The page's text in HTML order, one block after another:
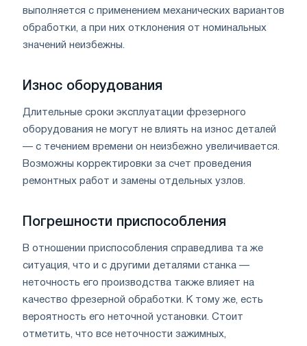
выполняется с применением механических вариантов
обработки, а при них отклонения от номинальных
значений неизбежны.
Износ оборудования
Длительные сроки эксплуатации фрезерного
оборудования не могут не влиять на износ деталей
— с течением времени он неизбежно увеличивается.
Возможны корректировки за счет проведения
ремонтных работ и замены отдельных узлов.
Погрешности приспособления
В отношении приспособления справедлива та же
ситуация, что и с другими деталями станка —
неточность его производства также влияет на
качество фрезерной обработки. К тому же, есть
вероятность его неточной установки. Стоит
отметить, что все неточности зажимных,